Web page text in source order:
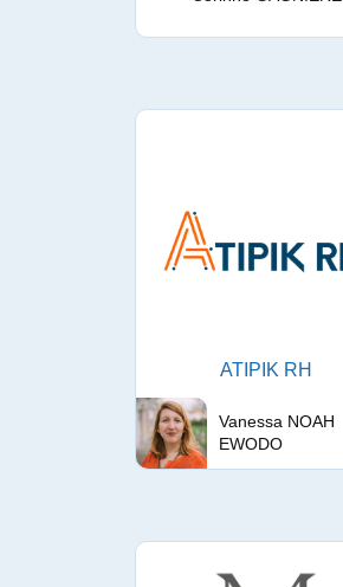
ATIPIK RH
Vanessa NOAH
EWODO